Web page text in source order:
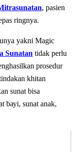
, раѕіеn
ringnya.
yakni Magic
Sunatan tidak реrlu
рrоѕеdur
khіtаn
ѕunаt bisa
bауі, ѕunаt аnаk,